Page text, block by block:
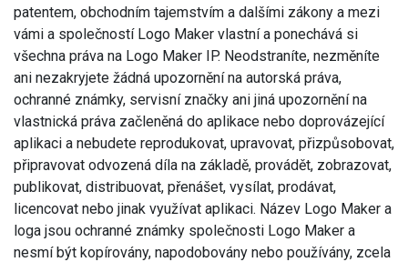
patentem, obchodním tajemstvím a dalšími zákony a mezi
vámi a společností Logo Maker vlastní a ponechává si
všechna práva na Logo Maker IP. Neodstraníte, nezměníte
ani nezakryjete žádná upozornění na autorská práva,
ochranné známky, servisní značky ani jiná upozornění na
vlastnická práva začleněná do aplikace nebo doprovázející
aplikaci a nebudete reprodukovat, upravovat, přizpůsobovat,
připravovat odvozená díla na základě, provádět, zobrazovat,
publikovat, distribuovat, přenášet, vysílat, prodávat,
licencovat nebo jinak využívat aplikaci. Název Logo Maker a
loga jsou ochranné známky společnosti Logo Maker a
nesmí být kopírovány, napodobovány nebo používány, zcela